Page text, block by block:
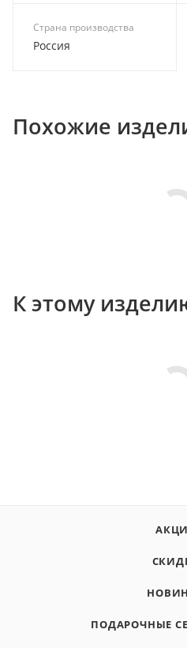
Страна производства
Россия
Похожие
К этому
ПОДАРОЧНЫЕ